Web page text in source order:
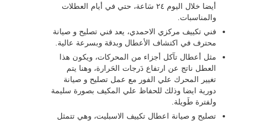
أيضا خلال اليوم ٢٤ سَاعة، حتي في أيام العطلات
والمناسبات.
فني تكييف مركزي الاحمدي، يعد فني تصليح و صيانة
محترف في اكتشاف الأعطال وبدقة وبسرعة عالية.
مثل أعطال تآكل أجزاء من المحركات، ويكون هذا
العطل ناتج عن ارتفاع دَرجات الحَرارة، وهنا يتم
تغيير المحرك علي الفور مع عمل تصليح و صيانة
دورية ايضا وذلك للحفاظ علي المكيف بصورة سليمة
ولفترة طَويلة.
تصليح و صيانة اعطال تكييف الاسبليت، وهي تتمثل